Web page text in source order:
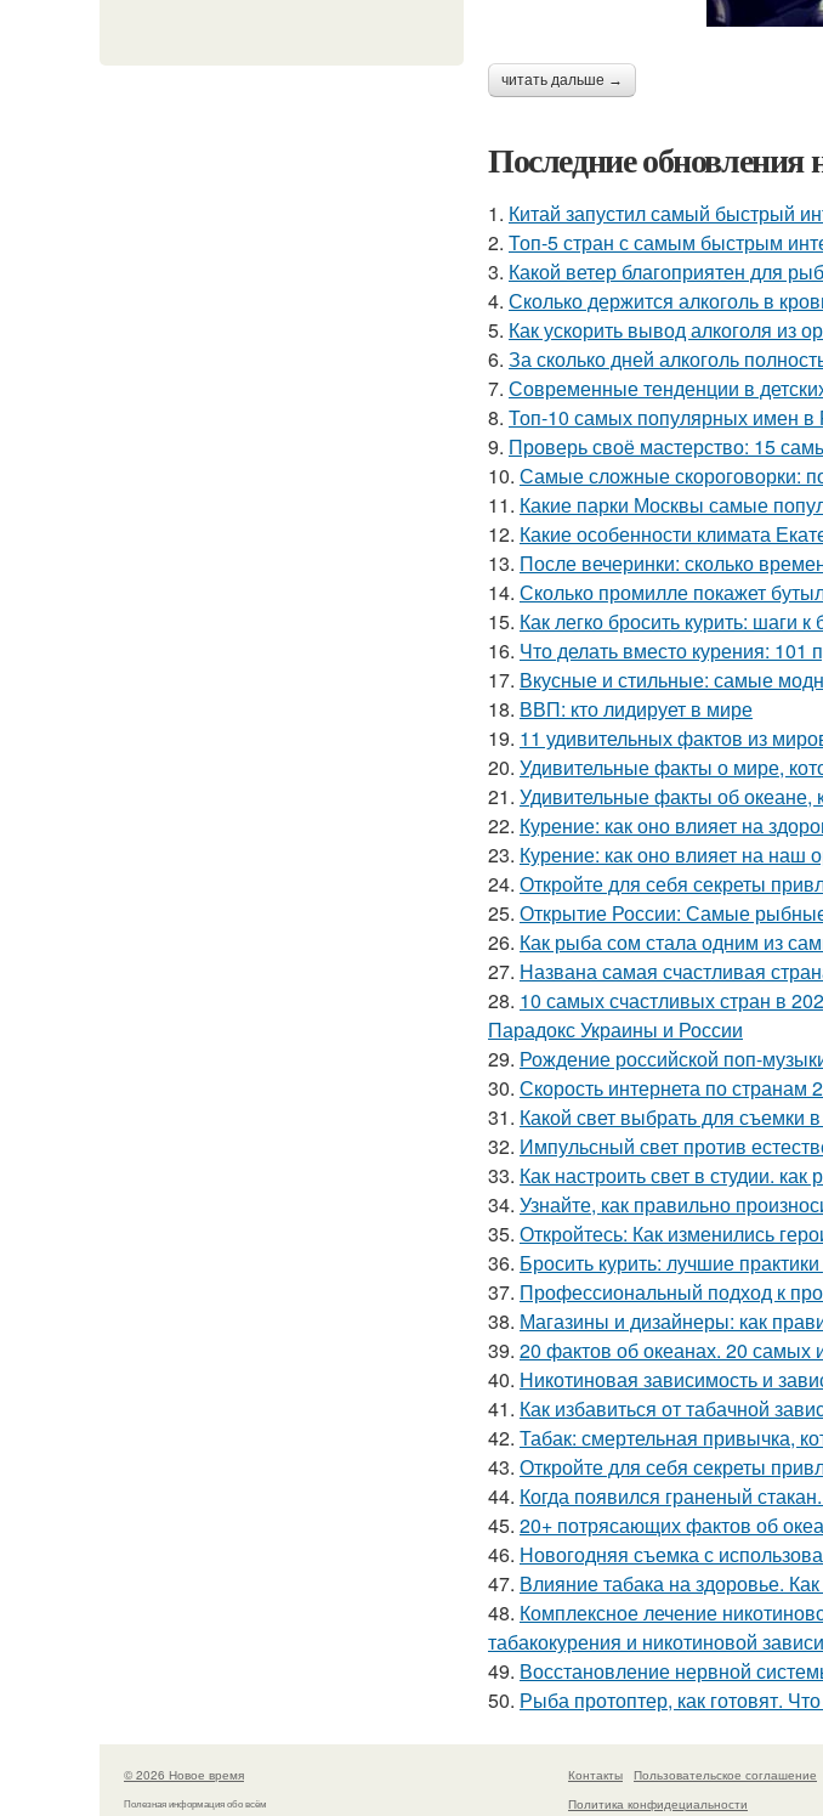
читать дальше →
Последние обновления
1. Китай запустил самый быстрый
2. Топ-5 стран с самым быстрым
3. Какой ветер благоприятен для
4. Сколько держится алкоголь в
5. Как ускорить вывод алкоголя из
6. За сколько дней алкоголь
7. Современные тенденции в
8. Топ-10 самых популярных имен в
9. Проверь своё мастерство: 15
10. Самые сложные скороговорки:
11. Какие парки Москвы самые
12. Какие особенности климата
13. После вечеринки: сколько
14. Сколько промилле покажет
15. Как легко бросить курить: шаги
16. Что делать вместо курения: 101
17. Вкусные и стильные: самые
18. ВВП: кто лидирует в мире
19. 11 удивительных фактов из
20. Удивительные факты о мире,
21. Удивительные факты об океане,
22. Курение: как оно влияет на
23. Курение: как оно влияет на наш
24. Откройте для себя секреты
25. Открытие России: Самые
26. Как рыба сом стала одним из
27. Названа самая счастливая
28. 10 самых счастливых стран в
Парадокс Украины и России
29. Рождение российской поп-
30. Скорость интернета по странам
31. Какой свет выбрать для съемки
32. Импульсный свет против
33. Как настроить свет в студии.
34. Узнайте, как правильно
35. Откройтесь: Как изменились
36. Бросить курить: лучшие
37. Профессиональный подход к
38. Магазины и дизайнеры: как
39. 20 фактов об океанах. 20 самых
40. Никотиновая зависимость и
41. Как избавиться от табачной
42. Табак: смертельная привычка,
43. Откройте для себя секреты
44. Когда появился граненый
45. 20+ потрясающих фактов об
46. Новогодняя съемка с
47. Влияние табака на здоровье.
48. Комплексное лечение
табакокурения и никотиновой
49. Восстановление нервной
50. Рыба протоптер, как готовят.
© 2026 Новое время
Полезная информация обо всём
Контакты
Пользовательское соглашение
Политика конфидециальности